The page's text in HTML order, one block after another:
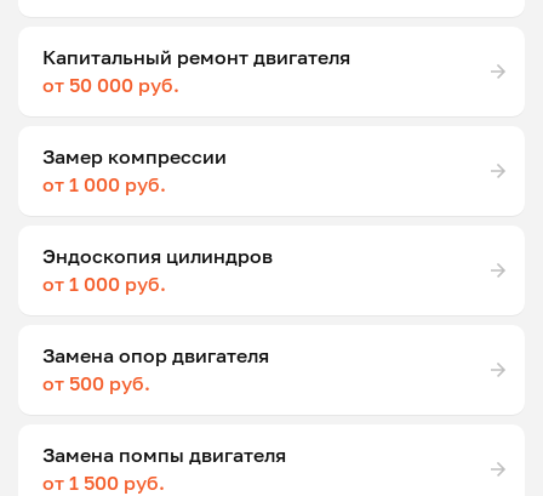
Капитальный ремонт двигателя
от 50 000 руб.
Замер компрессии
от 1 000 руб.
Эндоскопия цилиндров
от 1 000 руб.
Замена опор двигателя
от 500 руб.
Замена помпы двигателя
от 1 500 руб.